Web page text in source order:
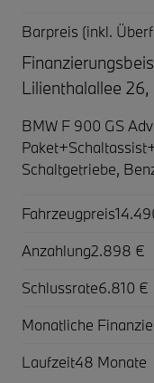
Barpreis (inkl.
Lilienthalallee
BMW F 900 GS
Schaltgetriebe,
Fahrzeugpreis
Anzahlung2.898 €
Schlussrate6.810 €
Monatliche
Laufzeit48 Monate